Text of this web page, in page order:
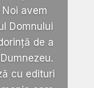
avem
Domnului
de a
cu edituri